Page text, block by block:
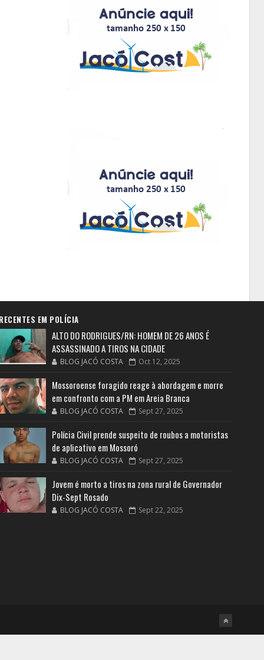
EM POLÍCIA
ALTO DO RODRIGUES/RN: HOMEM DE 26 ANOS É
ASSASSINADO A TIROS NA CIDADE
BLOG JACÓ COSTA Oct 12, 2025
Mossoroense foragido reage à abordagem e morre
em confronto com a PM em Areia Branca
BLOG JACÓ COSTA Sept 27, 2025
Polícia Civil prende suspeito de roubos a motoristas
de aplicativo em Mossoró
BLOG JACÓ COSTA Sept 27, 2025
Jovem é morto a tiros na zona rural de Governador
Dix-Sept Rosado
BLOG JACÓ COSTA Sept 22, 2025